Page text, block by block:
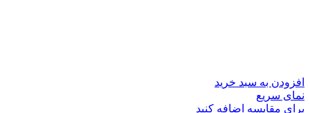
افزودن به سبد خرید
نمای سریع
برای مقایسه اضافه کنید